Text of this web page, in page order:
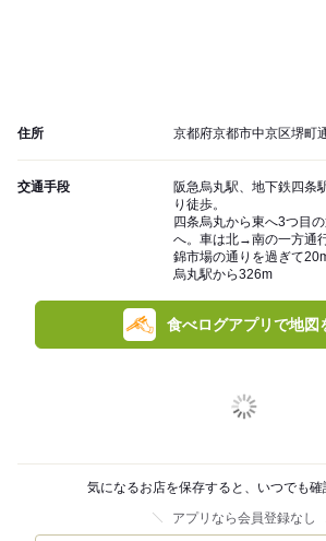
住所 京都府京都市中京区堺町
交通手段
阪急烏丸駅、地下鉄四条
り徒歩。
四条烏丸から東へ3つ目
へ。車は北→南の一方通行
錦市場の通りを過ぎて
烏丸駅から326m
食べログアプリで地図
気になるお店を保存すると、いつでも確
アプリなら会員登録なし